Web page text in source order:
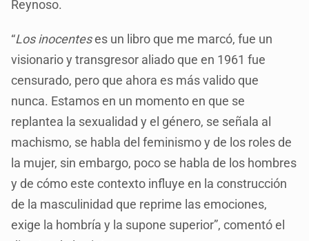
Reynoso.
“Los inocenteses un libro que me marcó, fue un
visionario y transgresor aliado que en 1961 fue
censurado, pero que ahora es más valido que
nunca. Estamos en un momento en que se
replantea la sexualidad y el género, se señala al
machismo, se habla del feminismo y de los roles de
la mujer, sin embargo, poco se habla de los hombres
y de cómo este contexto influye en la construcción
de la masculinidad que reprime las emociones,
exige la hombría y la supone superior”, comentó el